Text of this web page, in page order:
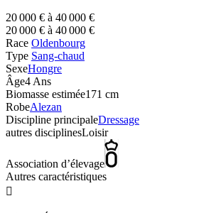
20 000 € à 40 000 €
20 000 € à 40 000 €
Race Oldenbourg
Type Sang-chaud
SexeHongre
Âge4 Ans
Biomasse estimée171 cm
RobeAlezan
Discipline principaleDressage
autres disciplinesLoisir
Association d’élevage
Autres caractéristiques
